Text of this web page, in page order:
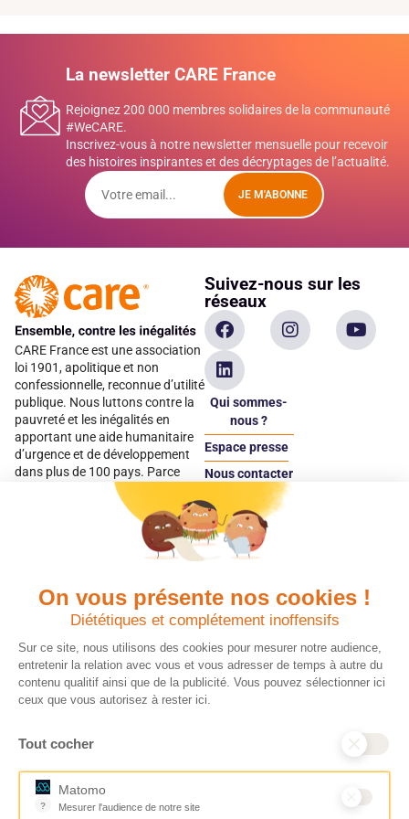
On vous présente nos cookies !
Diététiques et complétement inoffensifs
Sur ce site, nous utilisons des cookies pour mesurer notre audience,
entretenir la relation avec vous et vous adresser de temps à autre du
contenu qualitif ainsi que de la publicité. Vous pouvez sélectionner ici
ceux que vous autorisez à rester ici.
Tout cocher
?
Matomo
Mesurer l'audience de notre site
La newsletter CARE France
Rejoignez 200 000 membres solidaires de la communauté
#WeCARE.
Inscrivez-vous à notre newsletter mensuelle pour recevoir
des histoires inspirantes et des décryptages de l’actualité.
JE M'ABONNE
CARE France est une association
loi 1901, apolitique et non
confessionnelle, reconnue d’utilité
publique. Nous luttons contre la
pauvreté et les inégalités en
apportant une aide humanitaire
d’urgence et de développement
dans plus de 100 pays. Parce
qu’elles sont les premières
victimes des inégalités, CARE met
les femmes et les filles au cœur
Suivez-nous sur les
réseaux
Qui sommes-
nous ?
Espace presse
Nous contacter
Espace
donateur
Quels avantages fiscaux ?
Chaque don effectué à une
association reconnue d’utilité
publique comme CARE, est
déductible jusqu’à 75 % de l’impôt
sur le revenu. Modalités de
déduction, déclaration des dons
ce qu’il faut savoir sur la
France pour exprimer votre
générosité et optimiser votre
fiscalité en toute confiance.
Donner en confiance
Vos dons sont
déductibles à 75 % de
vos impôts. Depuis
plus de 15 ans, CARE
France est une